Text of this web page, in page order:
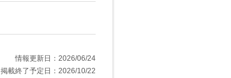
情報更新日：2026/06/24
掲載終了予定日：2026/10/22